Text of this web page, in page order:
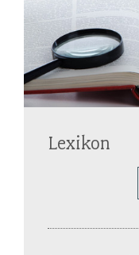
Lexikon